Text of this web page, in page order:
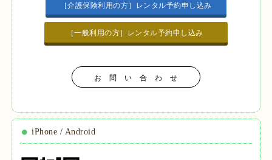
［介護保険利用の方］レンタル予約申し込み
［一般利用の方］レンタル予約申し込み
お 問 い 合 わ せ
iPhone / Android